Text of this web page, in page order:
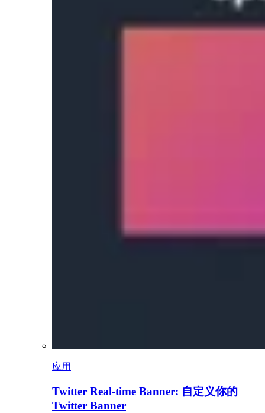
应用
Twitter Real-time Banner: 自定义你的
Twitter Banner